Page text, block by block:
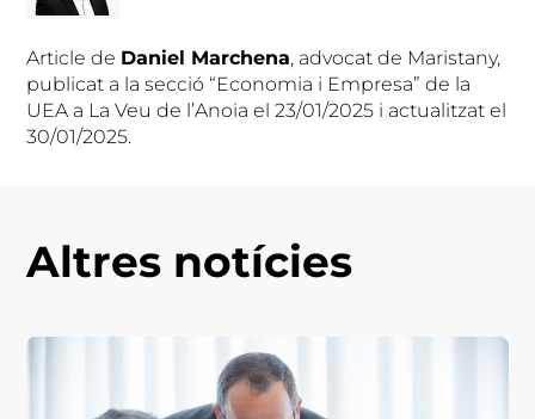
Article de Daniel Marchena, advocat de Maristany,
publicat a la secció “Economia i Empresa” de la
UEA a La Veu de l’Anoia el 23/01/2025 i actualitzat el
30/01/2025.
Altres notícies